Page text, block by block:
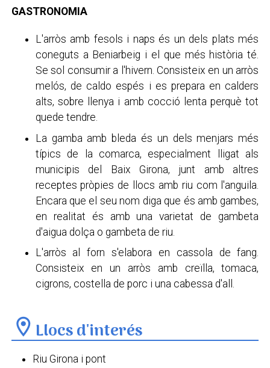
GASTRONOMIA
L'arròs amb fesols i naps és un dels plats més
coneguts a Beniarbeig i el que més història té.
Se sol consumir a l'hivern. Consisteix en un arròs
melós, de caldo espés i es prepara en calders
alts, sobre llenya i amb cocció lenta perquè tot
quede tendre.
La gamba amb bleda és un dels menjars més
típics de la comarca, especialment lligat als
municipis del Baix Girona, junt amb altres
receptes pròpies de llocs amb riu com l'anguila.
Encara que el seu nom diga que és amb gambes,
en realitat és amb una varietat de gambeta
d'aigua dolça o gambeta de riu.
L'arròs al forn s'elabora en cassola de fang.
Consisteix en un arròs amb creïlla, tomaca,
cigrons, costella de porc i una cabessa d'all.
location_on Llocs d'interés
Riu Girona i pont